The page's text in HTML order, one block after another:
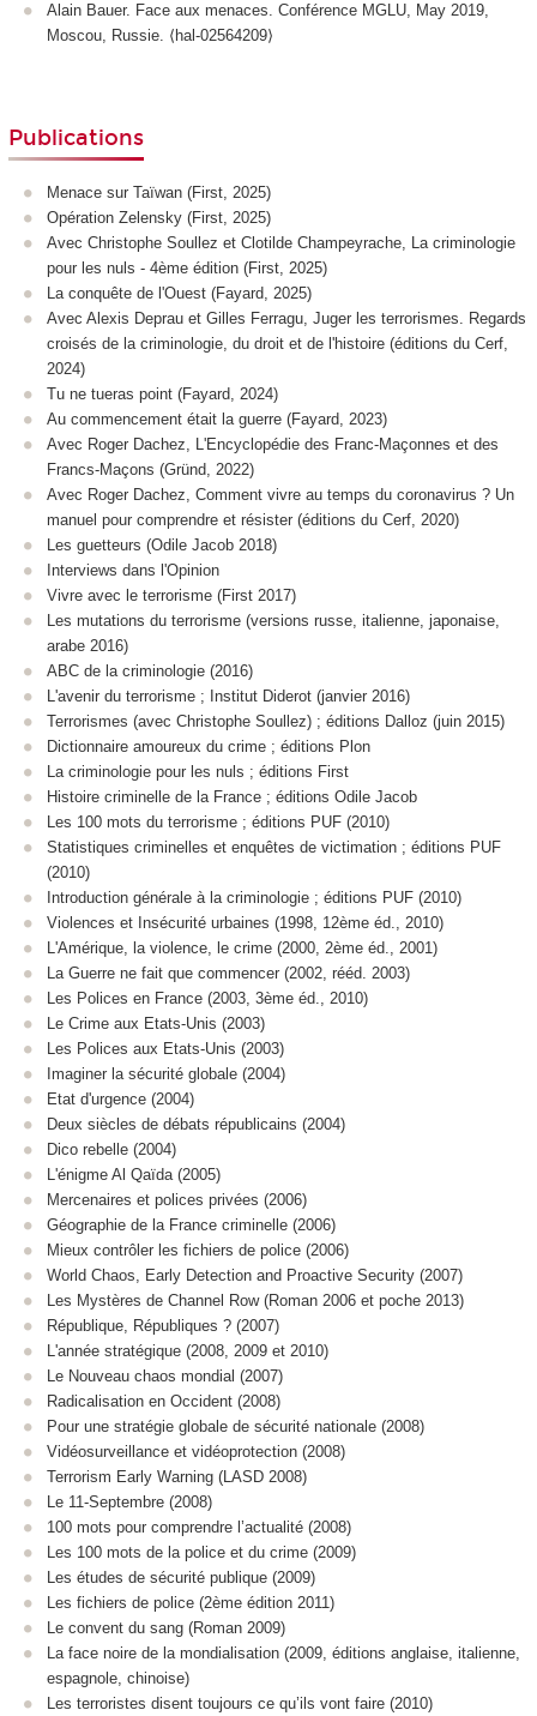
Alain Bauer. Face aux menaces. Conférence MGLU, May 2019,
Moscou, Russie. ⟨hal-02564209⟩
Publications
Menace sur Taïwan (First, 2025)
Opération Zelensky (First, 2025)
Avec Christophe Soullez et Clotilde Champeyrache, La criminologie
pour les nuls - 4ème édition (First, 2025)
La conquête de l'Ouest (Fayard, 2025)
Avec Alexis Deprau et Gilles Ferragu, Juger les terrorismes. Regards
croisés de la criminologie, du droit et de l'histoire (éditions du Cerf,
2024)
Tu ne tueras point (Fayard, 2024)
Au commencement était la guerre (Fayard, 2023)
Avec Roger Dachez, L'Encyclopédie des Franc-Maçonnes et des
Francs-Maçons (Gründ, 2022)
Avec Roger Dachez, Comment vivre au temps du coronavirus ? Un
manuel pour comprendre et résister (éditions du Cerf, 2020)
Les guetteurs (Odile Jacob 2018)
Interviews dans l'Opinion
Vivre avec le terrorisme (First 2017)
Les mutations du terrorisme (versions russe, italienne, japonaise,
arabe 2016)
ABC de la criminologie (2016)
L'avenir du terrorisme ; Institut Diderot (janvier 2016)
Terrorismes (avec Christophe Soullez) ; éditions Dalloz (juin 2015)
Dictionnaire amoureux du crime ; éditions Plon
La criminologie pour les nuls ; éditions First
Histoire criminelle de la France ; éditions Odile Jacob
Les 100 mots du terrorisme ; éditions PUF (2010)
Statistiques criminelles et enquêtes de victimation ; éditions PUF
(2010)
Introduction générale à la criminologie ; éditions PUF (2010)
Violences et Insécurité urbaines (1998, 12ème éd., 2010)
L'Amérique, la violence, le crime (2000, 2ème éd., 2001)
La Guerre ne fait que commencer (2002, rééd. 2003)
Les Polices en France (2003, 3ème éd., 2010)
Le Crime aux Etats-Unis (2003)
Les Polices aux Etats-Unis (2003)
Imaginer la sécurité globale (2004)
Etat d'urgence (2004)
Deux siècles de débats républicains (2004)
Dico rebelle (2004)
L'énigme Al Qaïda (2005)
Mercenaires et polices privées (2006)
Géographie de la France criminelle (2006)
Mieux contrôler les fichiers de police (2006)
World Chaos, Early Detection and Proactive Security (2007)
Les Mystères de Channel Row (Roman 2006 et poche 2013)
République, Républiques ? (2007)
L'année stratégique (2008, 2009 et 2010)
Le Nouveau chaos mondial (2007)
Radicalisation en Occident (2008)
Pour une stratégie globale de sécurité nationale (2008)
Vidéosurveillance et vidéoprotection (2008)
Terrorism Early Warning (LASD 2008)
Le 11-Septembre (2008)
100 mots pour comprendre l’actualité (2008)
Les 100 mots de la police et du crime (2009)
Les études de sécurité publique (2009)
Les fichiers de police (2ème édition 2011)
Le convent du sang (Roman 2009)
La face noire de la mondialisation (2009, éditions anglaise, italienne,
espagnole, chinoise)
Les terroristes disent toujours ce qu’ils vont faire (2010)